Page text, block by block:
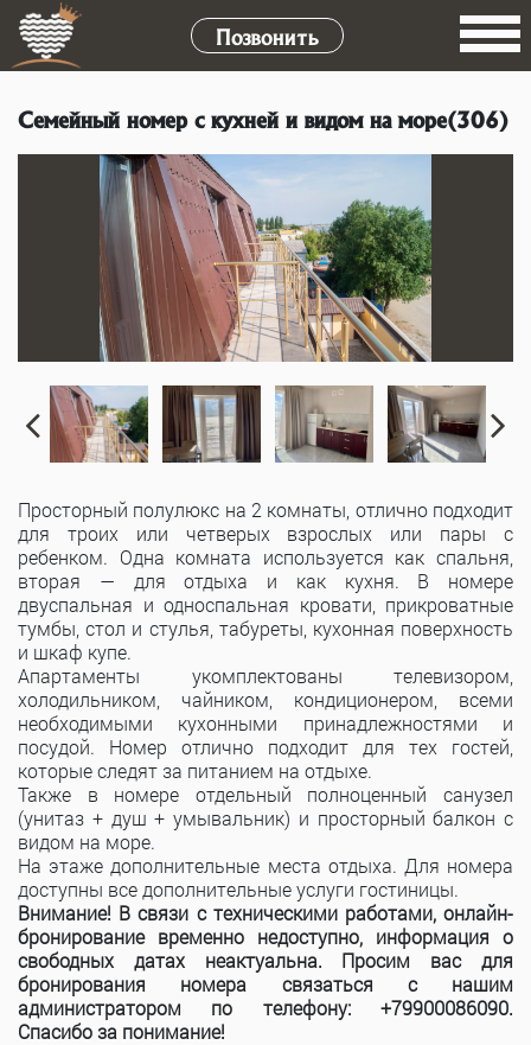
Позвонить
Семейный номер с кухней и видом на море(306)
Просторный полулюкс на 2 комнаты, отлично подходит
для троих или четверых взрослых или пары с
ребенком. Одна комната используется как спальня,
вторая — для отдыха и как кухня. В номере
двуспальная и односпальная кровати, прикроватные
тумбы, стол и стулья, табуреты, кухонная поверхность
и шкаф купе.
Апартаменты укомплектованы телевизором,
холодильником, чайником, кондиционером, всеми
необходимыми кухонными принадлежностями и
посудой. Номер отлично подходит для тех гостей,
которые следят за питанием на отдыхе.
Также в номере отдельный полноценный санузел
(унитаз + душ + умывальник) и просторный балкон с
видом на море.
На этаже дополнительные места отдыха. Для номера
доступны все дополнительные услуги гостиницы.
Внимание! В связи с техническими работами, онлайн-
бронирование временно недоступно, информация о
свободных датах неактуальна. Просим вас для
бронирования номера связаться с нашим
администратором по телефону: +79900086090.
Спасибо за понимание!